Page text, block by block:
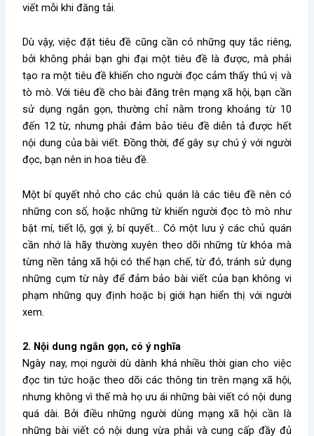
viết mỗi khi đăng tải.
Dù vậy, việc đặt tiêu đề cũng cần có những quy tắc riêng,
bởi không phải bạn ghi đại một tiêu đề là được, mà phải
tạo ra một tiêu đề khiến cho người đọc cảm thấy thú vị và
tò mò. Với tiêu đề cho bài đăng trên mạng xã hội, bạn cần
sử dụng ngắn gọn, thường chỉ nằm trong khoảng từ 10
đến 12 từ, nhưng phải đảm bảo tiêu đề diễn tả được hết
nội dung của bài viết. Đồng thời, để gây sự chú ý với người
đọc, bạn nên in hoa tiêu đề.
Một bí quyết nhỏ cho các chủ quán là các tiêu đề nên có
những con số, hoặc những từ khiến người đọc tò mò như
bật mí, tiết lộ, gợi ý, bí quyết… Có một lưu ý các chủ quán
cần nhớ là hãy thường xuyên theo dõi những từ khóa mà
từng nền tảng xã hội có thể hạn chế, từ đó, tránh sử dụng
những cụm từ này để đảm bảo bài viết của bạn không vi
phạm những quy định hoặc bị giới hạn hiển thị với người
xem.
2. Nội dung ngắn gọn, có ý nghĩa
Ngày nay, mọi người dù dành khá nhiều thời gian cho việc
đọc tin tức hoặc theo dõi các thông tin trên mạng xã hội,
nhưng không vì thế mà họ ưu ái những bài viết có nội dung
quá dài. Bởi điều những người dùng mạng xã hội cần là
những bài viết có nội dung vừa phải và cung cấp đầy đủ